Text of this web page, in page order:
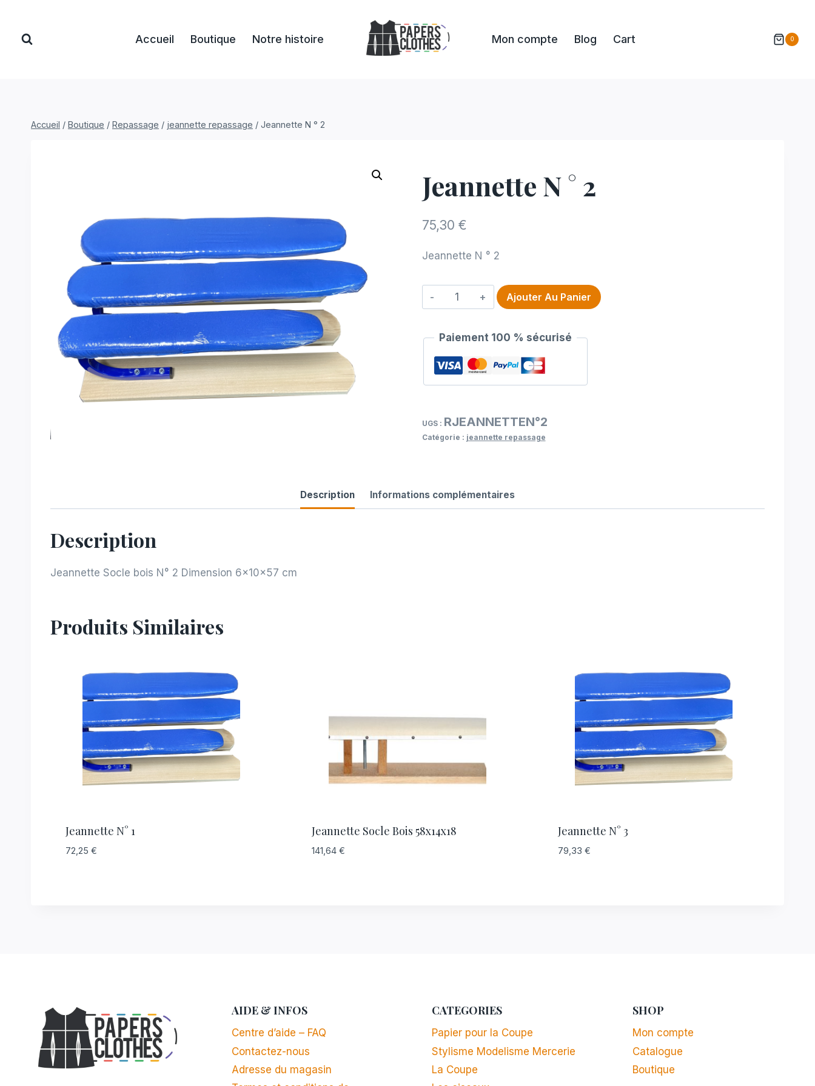
contenu
Accueil Boutique Notre histoire Mon compte Blog Cart 0
Accueil / Boutique / Repassage / jeannette repassage / Jeannette N ° 2
Jeannette N ° 2
75,30 €
Jeannette N ° 2
quantité
de
N
°
2
Ajouter Au Panier
Paiement 100 % sécurisé
UGS : RJEANNETTEN°2
Catégorie : jeannette repassage
Description Informations complémentaires
Description
Jeannette Socle bois N° 2 Dimension 6x10x57 cm
Produits Similaires
Jeannette N° 1
72,25 €
Jeannette Socle Bois 58x14x18
141,64 €
Jeannette N° 3
79,33 €
AIDE & INFOS
Centre d’aide – FAQ
Contactez-nous
Adresse du magasin
CATEGORIES
Papier pour la Coupe
Stylisme Modelisme Mercerie
La Coupe
SHOP
Mon compte
Catalogue
Boutique